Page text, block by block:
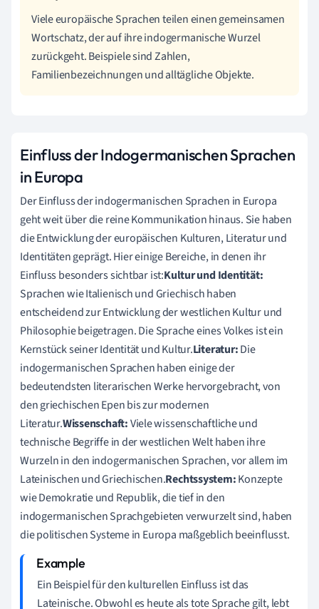
Viele europäische Sprachen teilen einen gemeinsamen
Wortschatz, der auf ihre indogermanische Wurzel
zurückgeht. Beispiele sind Zahlen,
Familienbezeichnungen und alltägliche Objekte.
Einfluss der Indogermanischen Sprachen
in Europa
Der Einfluss der indogermanischen Sprachen in Europa
geht weit über die reine Kommunikation hinaus. Sie haben
die Entwicklung der europäischen Kulturen, Literatur und
Identitäten geprägt. Hier einige Bereiche, in denen ihr
Einfluss besonders sichtbar ist:Kultur und Identität:
Sprachen wie Italienisch und Griechisch haben
entscheidend zur Entwicklung der westlichen Kultur und
Philosophie beigetragen. Die Sprache eines Volkes ist ein
Kernstück seiner Identität und Kultur.Literatur:Die
indogermanischen Sprachen haben einige der
bedeutendsten literarischen Werke hervorgebracht, von
den griechischen Epen bis zur modernen
Literatur.Wissenschaft:Viele wissenschaftliche und
technische Begriffe in der westlichen Welt haben ihre
Wurzeln in den indogermanischen Sprachen, vor allem im
Lateinischen und Griechischen.Rechtssystem:Konzepte
wie Demokratie und Republik, die tief in den
indogermanischen Sprachgebieten verwurzelt sind, haben
die politischen Systeme in Europa maßgeblich beeinflusst.
Ein Beispiel für den kulturellen Einfluss ist das
Lateinische. Obwohl es heute als tote Sprache gilt, lebt